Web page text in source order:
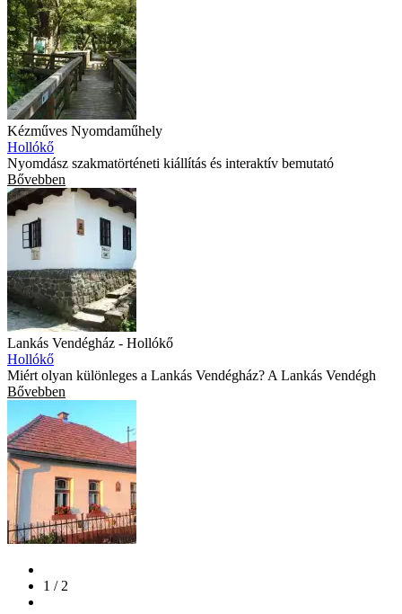
Kézműves Nyomdaműhely
Hollókő
Nyomdász szakmatörténeti kiállítás és interaktív bemutató
Bővebben
Lankás Vendégház - Hollókő
Hollókő
Miért olyan különleges a Lankás Vendégház? A Lankás Vendégh
Bővebben
1 / 2